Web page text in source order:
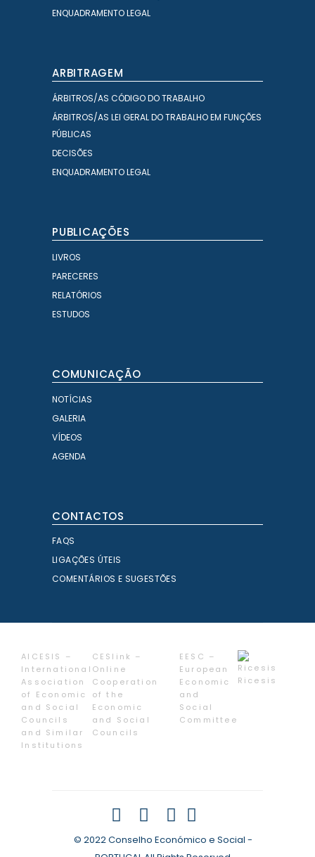
ENQUADRAMENTO LEGAL
ARBITRAGEM
ÁRBITROS/AS CÓDIGO DO TRABALHO
ÁRBITROS/AS LEI GERAL DO TRABALHO EM FUNÇÕES
PÚBLICAS
DECISÕES
ENQUADRAMENTO LEGAL
PUBLICAÇÕES
LIVROS
PARECERES
RELATÓRIOS
ESTUDOS
COMUNICAÇÃO
NOTÍCIAS
GALERIA
VÍDEOS
AGENDA
CONTACTOS
FAQS
LIGAÇÕES ÚTEIS
COMENTÁRIOS E SUGESTÕES
AICESIS –
International
Association
of Economic
and Social
Councils
and Similar
Institutions
CESlink –
Online
Cooperation
of the
Economic
and Social
Councils
EESC –
European
Economic
and
Social
Committee
Ricesis
© 2022 Conselho Económico e Social -